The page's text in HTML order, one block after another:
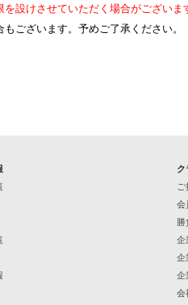
設けさせていただく場合がございま
ございます。予めご了承ください。
ク
ご
会
勝
企
企
企
会